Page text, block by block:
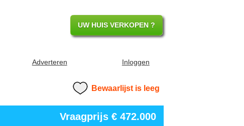
UW HUIS VERKOPEN ?
Adverteren Inloggen
Bewaarlijst is leeg
Vraagprijs € 472.000